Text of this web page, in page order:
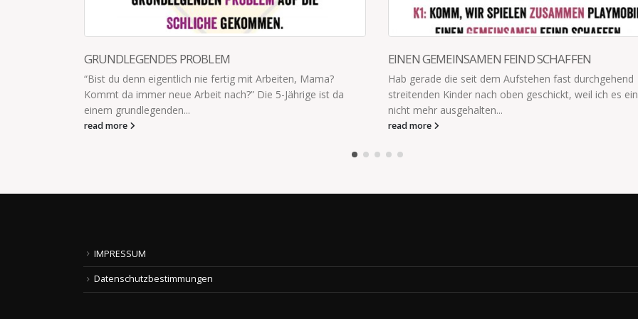
EINEN GEMEINSAMEN FEIND SCHAFFEN
Hab gerade die seit dem Aufstehen fast durchgehend
streitenden Kinder nach oben geschickt, weil ich es einfach
nicht mehr ausgehalten...
read more
MIT SPORT VERSUCHT
„Ich habe das mit dem Sport mal versucht. Wir haben
Guten getrennt."
read more
IMPRESSUM
Datenschutzbestimmungen